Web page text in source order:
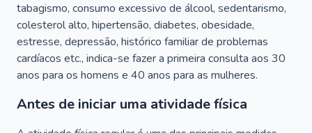
tabagismo, consumo excessivo de álcool, sedentarismo,
colesterol alto, hipertensão, diabetes, obesidade,
estresse, depressão, histórico familiar de problemas
cardíacos etc., indica-se fazer a primeira consulta aos 30
anos para os homens e 40 anos para as mulheres.
Antes de iniciar uma atividade física